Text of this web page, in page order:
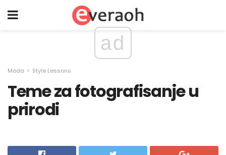
ad
Moda Style Lessons
Teme za fotografisanje u
prirodi